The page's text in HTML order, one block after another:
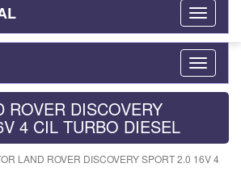
ROVER DISCOVERY
4 CIL TURBO DIESEL
LAND ROVER DISCOVERY SPORT 2.0 16V 4